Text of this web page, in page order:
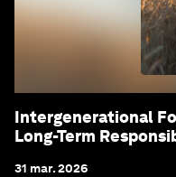
Intergenerational
Long-Term
31 mar. 2026